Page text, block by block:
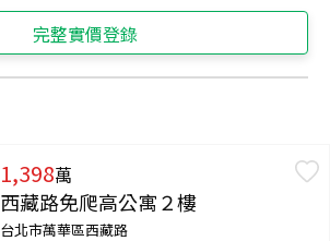
完整實價登錄
1,398萬
西藏路免爬高公寓２樓
台北市萬華區西藏路